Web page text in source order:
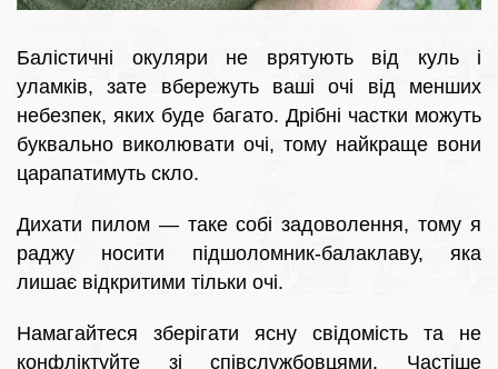
Балістичні окуляри не врятують від куль і
уламків, зате вбережуть ваші очі від менших
небезпек, яких буде багато. Дрібні частки можуть
буквально виколювати очі, тому найкраще вони
царапатимуть скло.
Дихати пилом — таке собі задоволення, тому я
раджу носити підшоломник-балаклаву, яка
лишає відкритими тільки очі.
Намагайтеся зберігати ясну свідомість та не
конфліктуйте зі співслужбовцями. Частіше